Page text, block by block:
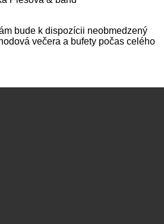
bude k dispozícii neobmedzený
večera a bufety počas celého